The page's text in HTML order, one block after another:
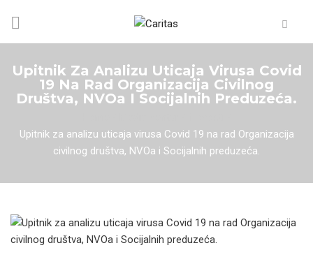
Upitnik Za Analizu Uticaja Virusa Covid
19 Na Rad Organizacija Civilnog
Društva, NVOa I Socijalnih Preduzeća.
Upitnik za analizu uticaja virusa Covid 19 na rad Organizacija
civilnog društva, NVOa i Socijalnih preduzeća.